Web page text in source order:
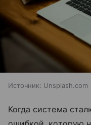
Источник: Unsplash.com
Когда система